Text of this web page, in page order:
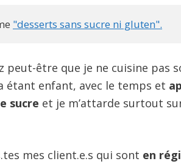
"desserts sans sucre ni gluten".
peut-être que je ne cuisine pas
étant enfant, avec le temps et
sucre et je m’attarde surtout
mes client.e.s qui sont en